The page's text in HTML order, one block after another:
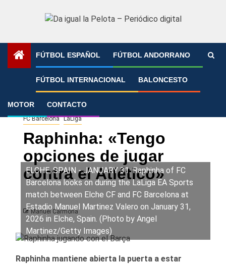
FÚTBOL ESPAÑOL FÚTBOL ANDORRANO
FÚTBOL INTERNACIONAL BALONCESTO
MOTOR CONTACTO
»
FC Barcelona LaLiga
Raphinha: «Tengo
opciones de jugar
contra el Atlético»
Manuel Carmona
ELCHE, SPAIN - JANUARY 31: Raphinha of FC
Barcelona looks on during the LaLiga EA Sports
match between Elche CF and FC Barcelona at
Estadio Manuel Martinez Valero on January 31,
2026 in Elche, Spain. (Photo by Angel
Martinez/Getty Images)
Raphinha mantiene abierta la puerta a estar